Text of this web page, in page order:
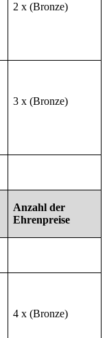
2 x (Bronze)
3 x (Bronze)
Anzahl der
Ehrenpreise
4 x (Bronze)